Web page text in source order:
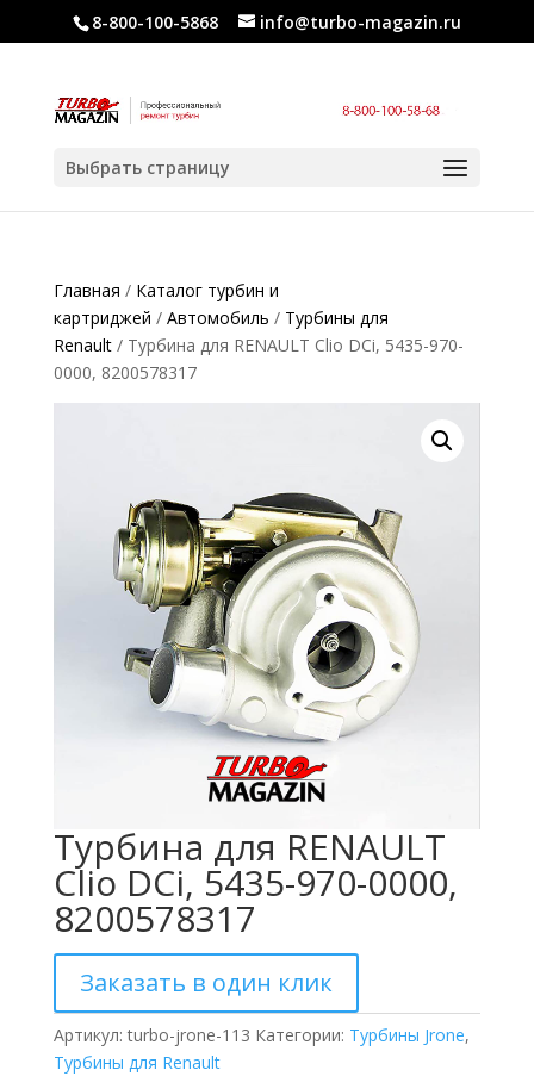
8-800-100-5868 info@turbo-magazin.ru
Выбрать страницу
Главная / Каталог турбин и
картриджей / Автомобиль / Турбины для
Renault/ Турбина для RENAULT Clio DCi, 5435-970-
0000, 8200578317
Турбина для RENAULT
Clio DCi, 5435-970-0000,
8200578317
Заказать в один клик
Артикул:turbo-jrone-113 Категории: Турбины Jrone,
Турбины для Renault